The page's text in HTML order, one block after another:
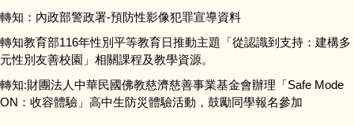
學習歷程檔案
宣導全民國防教育影片
轉知：內政部警政署-預防性影像犯罪宣導資料
轉知教育部116年性別平等教育日推動主題「從認識到支持：建構多
元性別友善校園」相關課程及教學資源。
轉知:財團法人中華民國佛教慈濟慈善事業基金會辦理「Safe Mode
ON：收容體驗」高中生防災體驗活動，鼓勵同學報名參加